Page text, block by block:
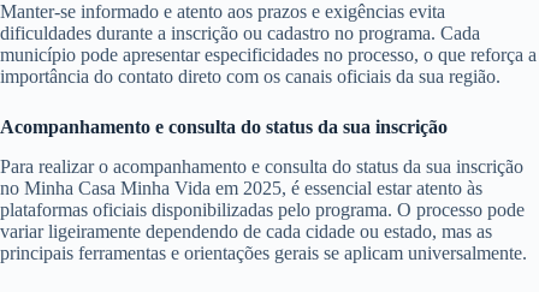
Manter-se informado e atento aos prazos e exigências evita
dificuldades durante a inscrição ou cadastro no programa. Cada
município pode apresentar especificidades no processo, o que reforça a
importância do contato direto com os canais oficiais da sua região.
Acompanhamento e consulta do status da sua inscrição
Para realizar o acompanhamento e consulta do status da sua inscrição
no Minha Casa Minha Vida em 2025, é essencial estar atento às
plataformas oficiais disponibilizadas pelo programa. O processo pode
variar ligeiramente dependendo de cada cidade ou estado, mas as
principais ferramentas e orientações gerais se aplicam universalmente.